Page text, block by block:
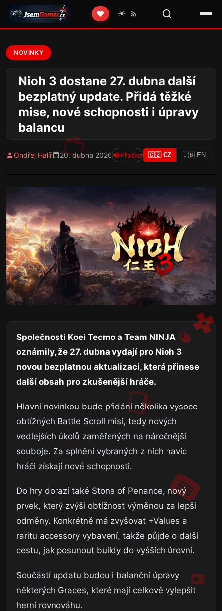
❤️ ☀️
NOVINKY
Nioh 3 dostane 27. dubna další
bezplatný update. Přidá těžké
mise, nové schopnosti i úpravy
balancu
Ondřej Halíř 20. dubna 2026 Přečíst 🇨🇿 CZ 🇬🇧 EN
Společnosti Koei Tecmo a Team NINJA
oznámily, že 27. dubna vydají pro Nioh 3
novou bezplatnou aktualizaci, která přinese
další obsah pro zkušenější hráče.
Hlavní novinkou bude přidání několika vysoce
obtížných Battle Scroll misí, tedy nových
vedlejších úkolů zaměřených na náročnější
souboje. Za splnění vybraných z nich navíc
hráči získají nové schopnosti.
Do hry dorazí také Stone of Penance, nový
prvek, který zvýší obtížnost výměnou za lepší
odměny. Konkrétně má zvyšovat +Values a
raritu accessory vybavení, takže půjde o další
cestu, jak posunout buildy do vyšších úrovní.
Součástí updatu budou i balanční úpravy
některých Graces, které mají celkově vylepšit
herní rovnováhu.